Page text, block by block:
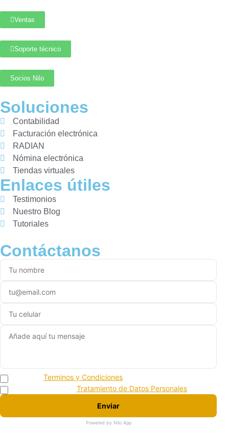
Ventas
Soporte técnico
Socios Nilo
Soluciones
Contabilidad
Facturación electrónica
RADIAN
Nómina electrónica
Tiendas virtuales
Enlaces útiles
Testimonios
Nuestro Blog
Tutoriales
Contáctanos
Terminos y Condiciones
Tratamiento de Datos Personales
Enviar
Powered by Nilo App